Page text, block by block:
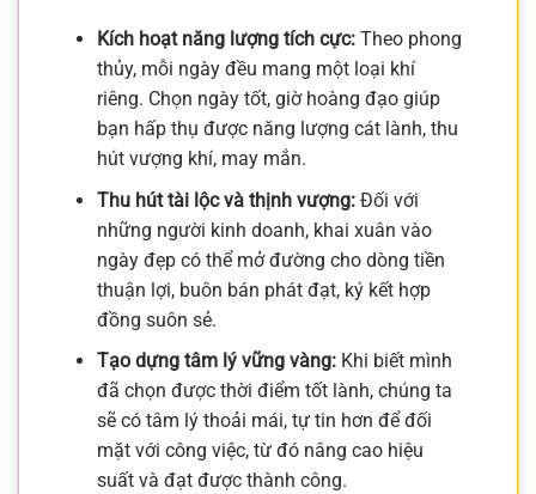
Kích hoạt năng lượng tích cực:Theo phong
thủy, mỗi ngày đều mang một loại khí
riêng. Chọn ngày tốt, giờ hoàng đạo giúp
bạn hấp thụ được năng lượng cát lành, thu
hút vượng khí, may mắn.
Thu hút tài lộc và thịnh vượng:Đối với
những người kinh doanh, khai xuân vào
ngày đẹp có thể mở đường cho dòng tiền
thuận lợi, buôn bán phát đạt, ký kết hợp
đồng suôn sẻ.
Tạo dựng tâm lý vững vàng:Khi biết mình
đã chọn được thời điểm tốt lành, chúng ta
sẽ có tâm lý thoải mái, tự tin hơn để đối
mặt với công việc, từ đó nâng cao hiệu
suất và đạt được thành công.